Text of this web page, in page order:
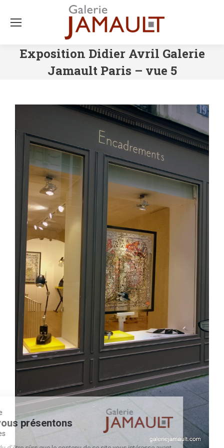
Bienvenue
Nous vous présentons
Les cookies
Exposition Didier Avril Galerie
Jamault Paris – vue 5